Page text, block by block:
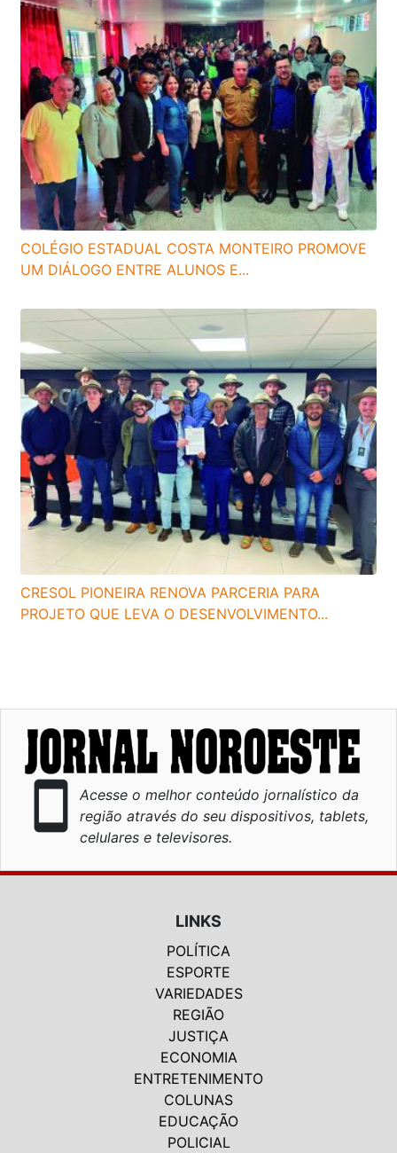
COLÉGIO ESTADUAL COSTA MONTEIRO PROMOVE
UM DIÁLOGO ENTRE ALUNOS E...
CRESOL PIONEIRA RENOVA PARCERIA PARA
PROJETO QUE LEVA O DESENVOLVIMENTO...
smartphone
Acesse o melhor conteúdo jornalístico da
região através do seu dispositivos, tablets,
celulares e televisores.
LINKS
POLÍTICA
ESPORTE
VARIEDADES
REGIÃO
JUSTIÇA
ECONOMIA
ENTRETENIMENTO
COLUNAS
EDUCAÇÃO
POLICIAL